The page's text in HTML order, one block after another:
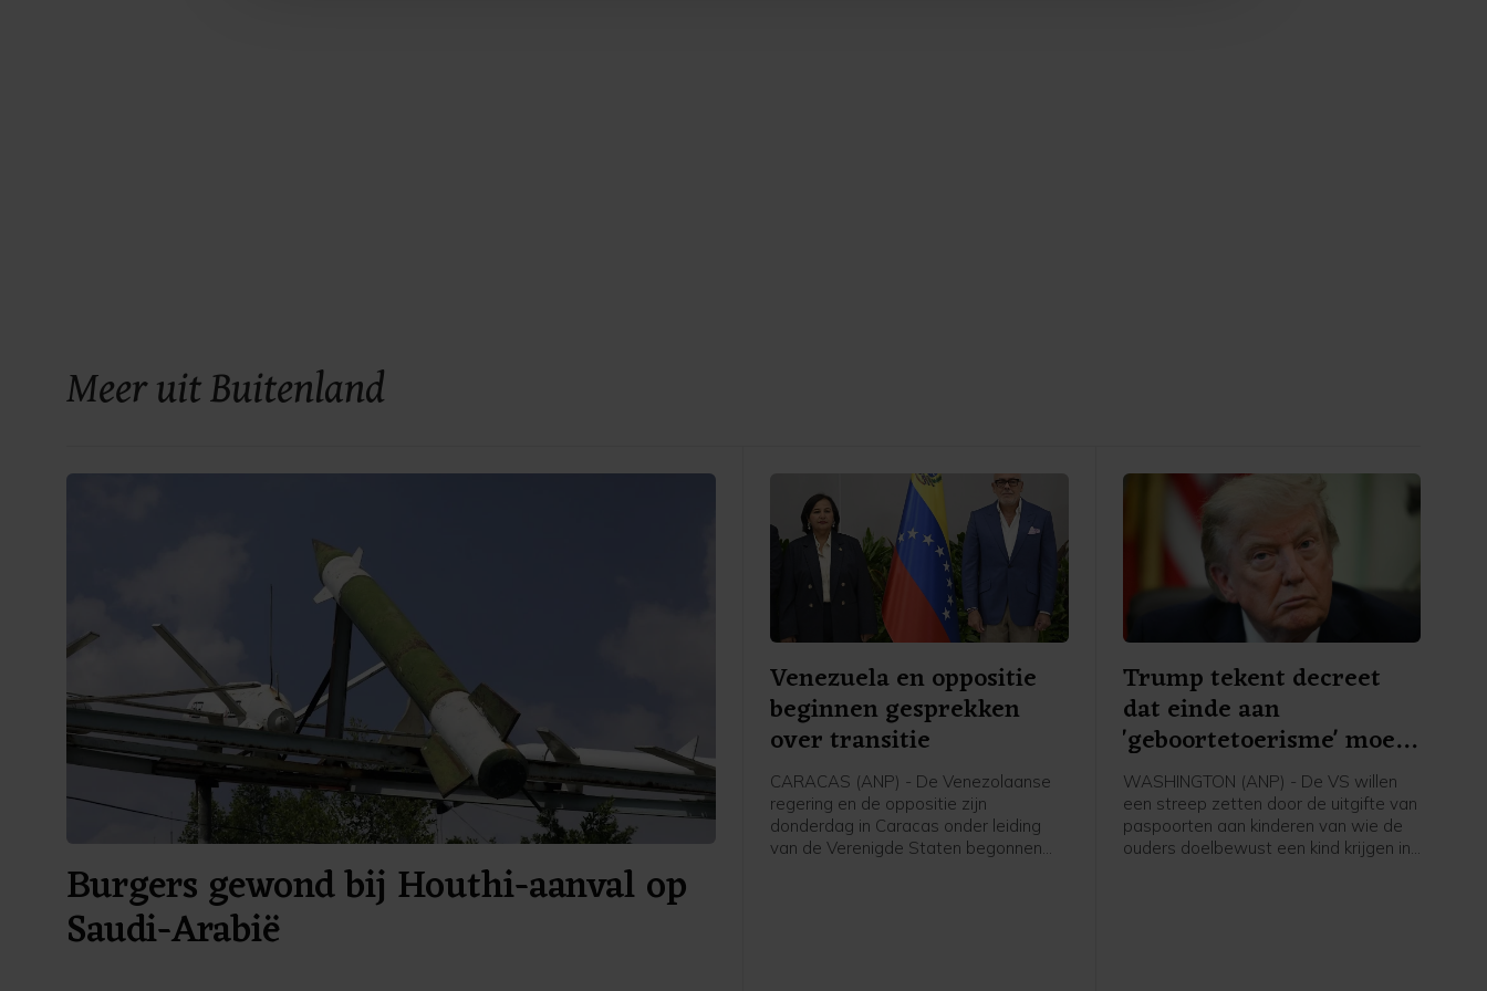
Meer uit Buitenland
Burgers gewond bij Houthi-aanval op
Saudi-Arabië
Venezuela en oppositie
beginnen gesprekken
over transitie
CARACAS (ANP) - De Venezolaanse
regering en de oppositie zijn
donderdag in Caracas onder leiding
van de Verenigde Staten begonnen
Trump tekent decreet
dat einde aan
'geboortetoerisme' moet
maken
WASHINGTON (ANP) - De VS willen
een streep zetten door de uitgifte van
paspoorten aan kinderen van wie de
ouders doelbewust een kind krijgen in